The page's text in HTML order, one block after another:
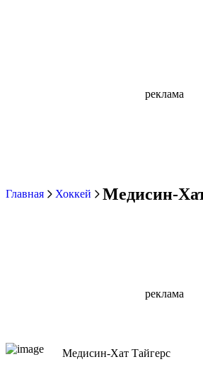
реклама
Главная Хоккей Медисин-
реклама
Медисин-Хат Тайгерс